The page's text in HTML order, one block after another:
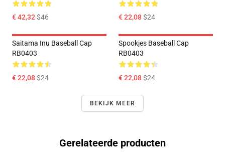
€ 42,32$46 € 22,08$24
Saitama Inu Baseball Cap
RB0403
€ 22,08$24
Spookjes Baseball Cap
RB0403
€ 22,08$24
BEKIJK MEER
Gerelateerde producten